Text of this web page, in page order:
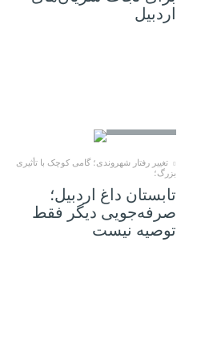
اردبیل
تغییر رفتار شهروندی؛ گامی کوچک با تأثیری
بزرگ؛
تابستان داغ اردبیل؛
صرفه‌جویی دیگر فقط
توصیه نیست